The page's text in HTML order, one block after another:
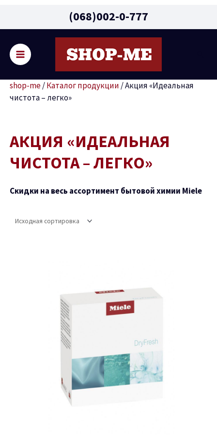
(068)002-0-777
Menu
shop-me/Каталог продукции /Акция «Идеальная
чистота – легко»
АКЦИЯ «ИДЕАЛЬНАЯ
ЧИСТОТА – ЛЕГКО»
Скидки на весь ассортимент бытовой химии Miele